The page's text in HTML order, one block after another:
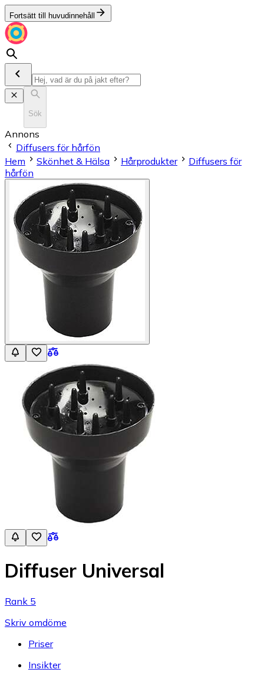
Fortsätt till huvudinnehåll
Sök
Annons
Diffusers för hårfön
Hem
Skönhet & Hälsa Hårprodukter
Diffusers för
hårfön
Diffuser Universal
Rank 5
Skriv omdöme
Priser
Insikter